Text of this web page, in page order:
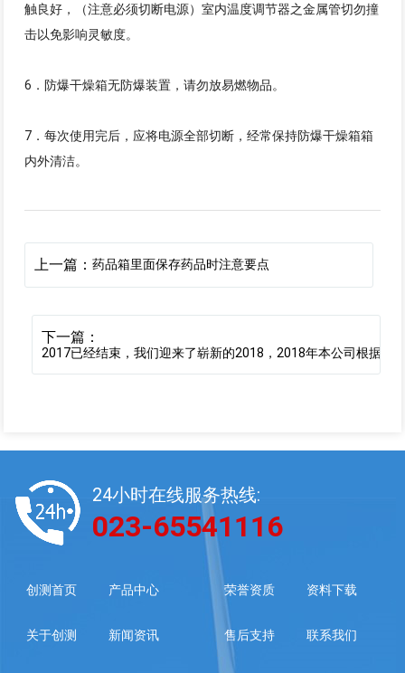
触良好，（注意必须切断电源）室内温度调节器之金属管切勿撞
击以免影响灵敏度。
6．防爆干燥箱无防爆装置，请勿放易燃物品。
7．每次使用完后，应将电源全部切断，经常保持防爆干燥箱箱
内外清洁。
上一篇： 药品箱里面保存药品时注意要点
下一篇：
2017已经结束，我们迎来了崭新的2018，2018年本公司根据客
24小时在线服务热线:
023-65541116
创测首页 产品中心
关于创测 新闻资讯
荣誉资质 资料下载
售后支持 联系我们